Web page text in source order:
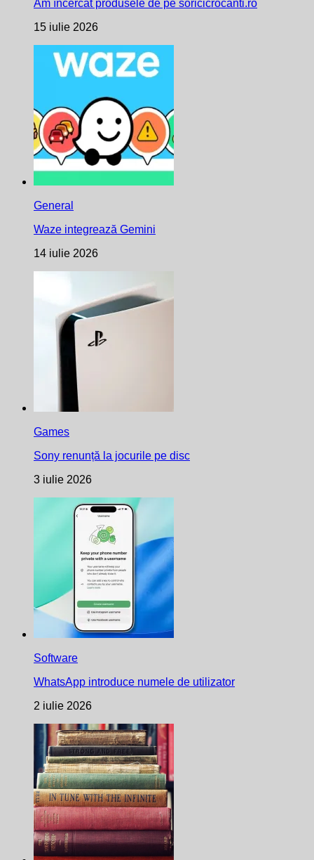
Am încercat produsele de pe soricicrocanti.ro
15 iulie 2026
General
Waze integrează Gemini
14 iulie 2026
Games
Sony renunță la jocurile pe disc
3 iulie 2026
Software
WhatsApp introduce numele de utilizator
2 iulie 2026